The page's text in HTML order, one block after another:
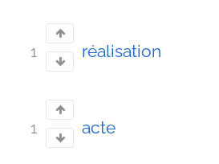
1 réalisation
1 acte